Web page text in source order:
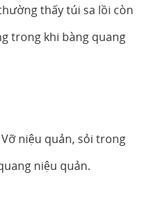
thấy túi sa lồi còn
trong khi bàng quang
niệu quản, sỏi trong
niệu quản.